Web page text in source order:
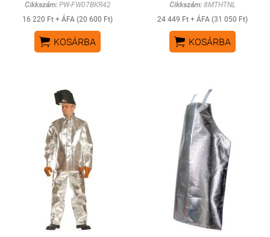
Cikkszám:PW-FW07BKR42
16 220 Ft + ÁFA (20 600 Ft)
 KOSÁRBA
Cikkszám: 8MTHTNL
24 449 Ft + ÁFA (31 050 Ft)
 KOSÁRBA